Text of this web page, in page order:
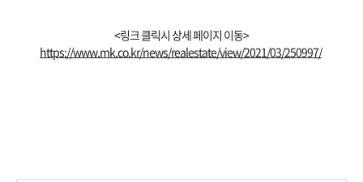
<링크 클릭시 상세 페이지 이동>
https://www.mk.co.kr/news/realestate/view/2021/03/250997/